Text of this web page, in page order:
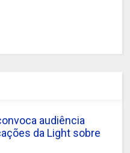
audiência
da Light sobre